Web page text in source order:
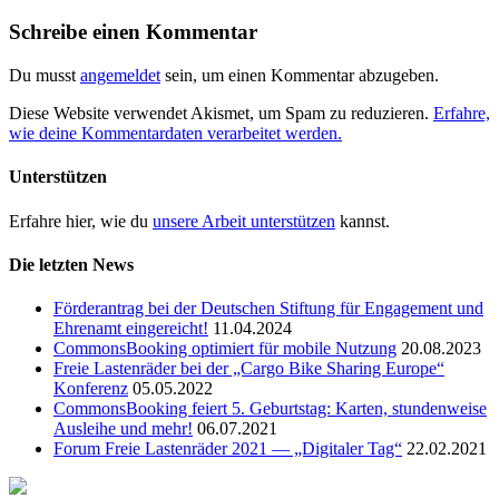
Schreibe einen Kommentar
Du musst angemeldet sein, um einen Kommentar abzugeben.
Diese Website verwendet Akismet, um Spam zu reduzieren. Erfahre,
wie deine Kommentardaten verarbeitet werden.
Unterstützen
Erfahre hier, wie du unsere Arbeit unterstützen kannst.
Die letzten News
Förderantrag bei der Deutschen Stiftung für Engagement und
Ehrenamt eingereicht! 11.04.2024
CommonsBooking optimiert für mobile Nutzung 20.08.2023
Freie Lastenräder bei der „Cargo Bike Sharing Europe“
Konferenz 05.05.2022
CommonsBooking feiert 5. Geburtstag: Karten, stundenweise
Ausleihe und mehr! 06.07.2021
Forum Freie Lastenräder 2021 — „Digitaler Tag“ 22.02.2021